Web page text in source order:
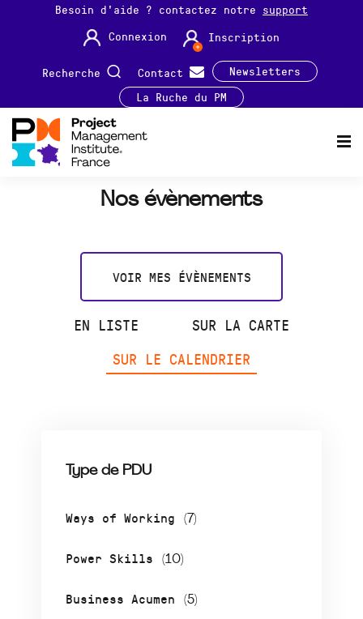
Besoin d'aide ? contactez notre support
Connexion
Inscription
Recherche Contact
Newsletters
La Ruche du PM
Nos évènements
VOIR MES ÉVÈNEMENTS
EN LISTE
SUR LA CARTE
SUR LE CALENDRIER
Type de PDU
Ways of Working (7)
Power Skills (10)
Business Acumen (5)